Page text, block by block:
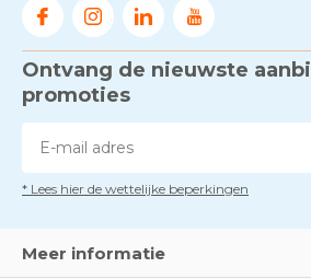
Ontvang de nieuwste
promoties
* Lees hier de wettelijke beperkingen
Meer informatie